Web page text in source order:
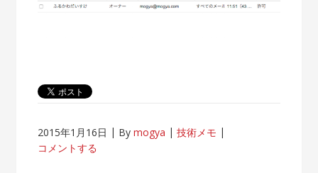
2015年1月16日 Bymogya
技術メモ
コメントする